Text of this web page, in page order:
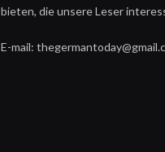
bieten, die unsere Leser
E-mail: